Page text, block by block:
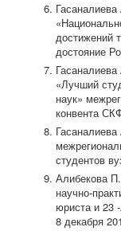
достижений
достояние
«Лучший
наук»
конвента
студентов
Алибекова
научно-
юриста и 23
8 декабря